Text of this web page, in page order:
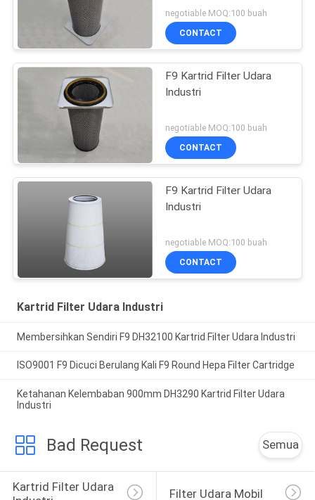
negotiable MOQ:100 buah
CONTACT
F9 Kartrid Filter Udara
Industri
negotiable MOQ:100 buah
CONTACT
F9 Kartrid Filter Udara
Industri
negotiable MOQ:100 buah
CONTACT
Kartrid Filter Udara Industri
Membersihkan Sendiri F9 DH32100 Kartrid Filter Udara Industri
ISO9001 F9 Dicuci Berulang Kali F9 Round Hepa Filter Cartridge
Ketahanan Kelembaban 900mm DH3290 Kartrid Filter Udara
Industri
Bad Request Semua
Kartrid Filter Udara
Filter Udara Mobil